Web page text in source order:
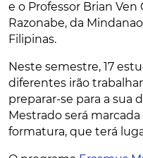
e o Professor Brian Ven
Razonabe, da
Filipinas.
Neste semestre, 17
diferentes irão
preparar-se para a sua
Mestrado será
formatura, que terá